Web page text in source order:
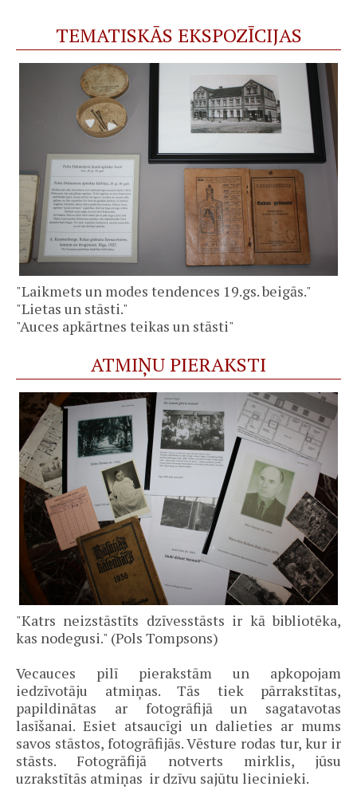
TEMATISKĀS EKSPOZĪCIJAS
"Laikmets un modes tendences 19.gs. beigās."
"Lietas un stāsti."
"Auces apkārtnes teikas un stāsti"
ATMIŅU PIERAKSTI
"Katrs neizstāstīts dzīvesstāsts ir kā bibliotēka,
kas nodegusi." (Pols Tompsons)
Vecauces pilī pierakstām un apkopojam
iedzīvotāju atmiņas. Tās tiek pārrakstītas,
papildinātas ar fotogrāfijā un sagatavotas
lasīšanai. Esiet atsaucīgi un dalieties ar mums
savos stāstos, fotogrāfijās. Vēsture rodas tur, kur ir
stāsts. Fotogrāfijā notverts mirklis, jūsu
uzrakstītās atmiņas ir dzīvu sajūtu liecinieki.